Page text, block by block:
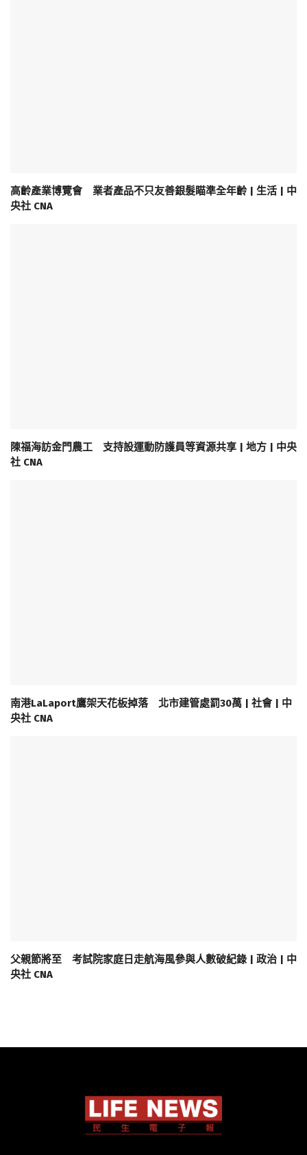
高齡產業博覽會 業者產品不只友善銀髮瞄準全年齡 | 生活 | 中
央社 CNA
陳福海訪金門農工 支持設運動防護員等資源共享 | 地方 | 中央
社 CNA
南港LaLaport鷹架天花板掉落 北市建管處罰30萬 | 社會 | 中
央社 CNA
父親節將至 考試院家庭日走航海風參與人數破紀錄 | 政治 | 中
央社 CNA